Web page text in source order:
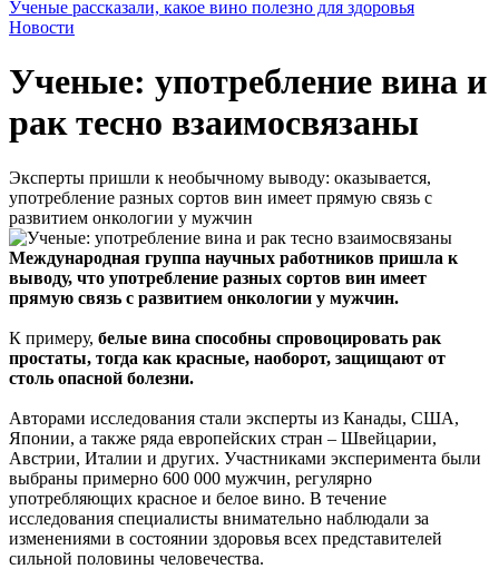
Ученые рассказали, какое вино полезно для здоровья
Новости
Ученые: употребление вина и
рак тесно взаимосвязаны
Эксперты пришли к необычному выводу: оказывается,
употребление разных сортов вин имеет прямую связь с
развитием онкологии у мужчин
Международная группа научных работников пришла к
выводу, что употребление разных сортов вин имеет
прямую связь с развитием онкологии у мужчин.
К примеру, белые вина способны спровоцировать рак
простаты, тогда как красные, наоборот, защищают от
столь опасной болезни.
Авторами исследования стали эксперты из Канады, США,
Японии, а также ряда европейских стран – Швейцарии,
Австрии, Италии и других. Участниками эксперимента были
выбраны примерно 600 000 мужчин, регулярно
употребляющих красное и белое вино. В течение
исследования специалисты внимательно наблюдали за
изменениями в состоянии здоровья всех представителей
сильной половины человечества.